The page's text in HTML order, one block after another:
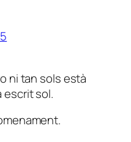
ni tan sols està
escrit sol.